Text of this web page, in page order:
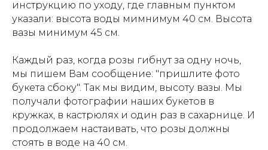
инструкцию по уходу, где главным пунктом
указали: высота воды мимнимум 40 см. Высота
вазы минимум 45 см.
Каждый раз, когда розы гибнут за одну ночь,
мы пишем Вам сообщение: "пришлите фото
букета сбоку". Так мы видим, высоту вазы. Мы
получали фотографии наших букетов в
кружках, в кастрюлях и один раз в сахарнице. И
продолжаем настаивать, что розы должны
стоять в воде на 40 см.